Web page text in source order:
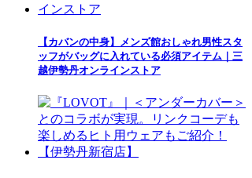
【カバンの中身】メンズ館おしゃれ男性スタ
ッフがバッグに入れている必須アイテム｜三
越伊勢丹オンラインストア